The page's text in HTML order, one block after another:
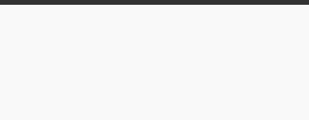
相關影視作品的拍攝。